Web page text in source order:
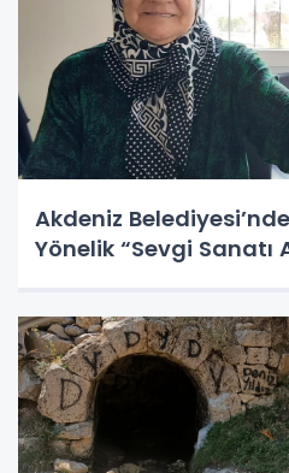
Akdeniz
Yönelik “Sevgi Sanatı